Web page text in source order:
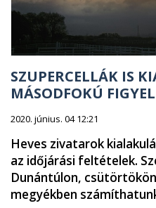
SZUPERCELLÁK IS
MÁSODFOKÚ
2020. június. 04 12:21
Heves zivatarok
az időjárási feltételek.
Dunántúlon,
megyékben